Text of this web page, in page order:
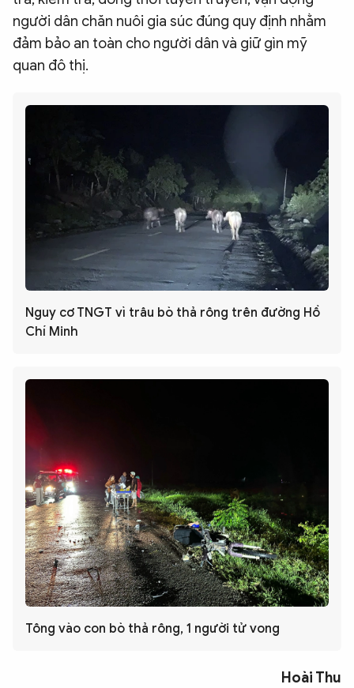
người dân chăn nuôi gia súc đúng quy định nhằm
đảm bảo an toàn cho người dân và giữ gìn mỹ
quan đô thị.
Nguy cơ TNGT vì trâu bò thả rông trên đường Hồ
Chí Minh
Tông vào con bò thả rông, 1 người tử vong
Hoài Thu